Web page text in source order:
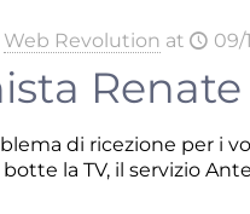
Web Revolution at 09/
Renate
di ricezione per i
la TV, il servizio